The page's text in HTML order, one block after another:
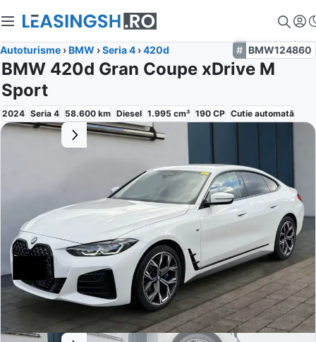
Autoturisme ›BMW ›Seria 4 ›420d BMW124860
BMW 420d Gran Coupe xDrive M
Sport
2024 Seria 4 58.600 km Diesel 1.995 cm³ 190 CP Cutie automată